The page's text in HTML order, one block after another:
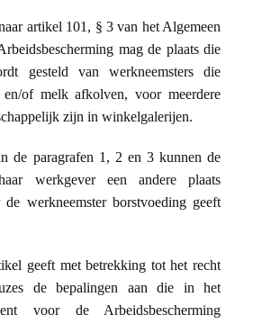
artikel 101, § 3 van het Algemeen
mag de plaats die
gesteld van werkneemsters die
en/of melk afkolven, voor meerdere
zijn in winkelgalerijen.
de paragrafen 1, 2 en 3 kunnen de
werkgever een andere plaats
de werkneemster borstvoeding geeft
geeft met betrekking tot het recht
de bepalingen aan die in het
voor de Arbeidsbescherming